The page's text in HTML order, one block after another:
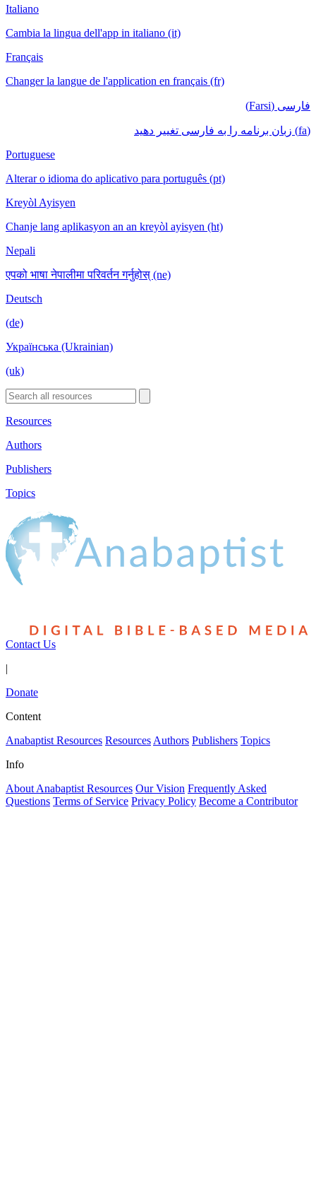
Italiano
Cambia la lingua dell'app in italiano (it)
Français
Changer la langue de l'application en français (fr)
فارسی (Farsi)
(fa) زبان برنامه را به فارسی تغییر دهید
Portuguese
Alterar o idioma do aplicativo para português (pt)
Kreyòl Ayisyen
Chanje lang aplikasyon an an kreyòl ayisyen (ht)
Nepali
एपको भाषा नेपालीमा परिवर्तन गर्नुहोस् (ne)
Deutsch
(de)
Українська (Ukrainian)
(uk)
Resources
Authors
Publishers
Topics
Contact Us
|
Donate
Content
Anabaptist Resources Resources Authors Publishers Topics
Info
About Anabaptist Resources Our Vision Frequently Asked
Questions Terms of Service Privacy Policy Become a Contributor